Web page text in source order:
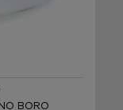
BORO